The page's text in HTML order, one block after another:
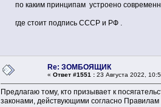
по каким принципам устроено
где стоит подпись СССР и РФ .
Re: ЗОМБОЯЩИК
« Ответ #1551 : 23 Августа 2022,
Предлагаю тому, кто призывает к
законами, действующими согласно